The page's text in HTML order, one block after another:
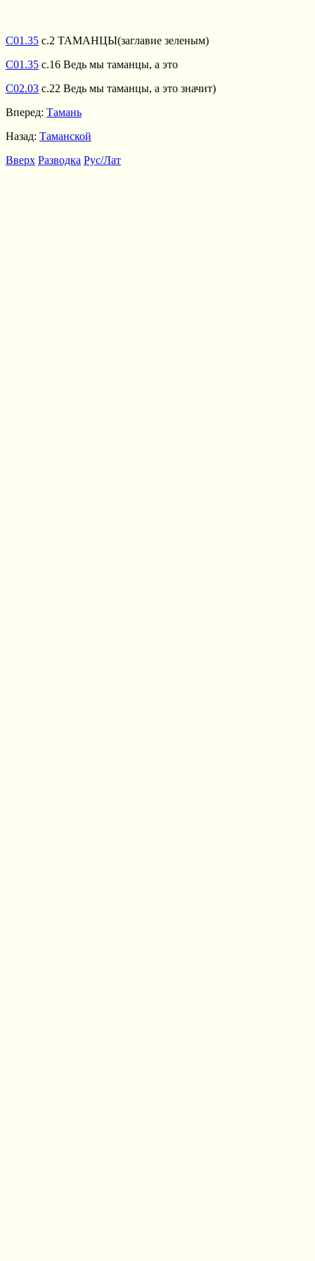
С01.35 с.2 ТАМАНЦЫ(заглавие зеленым)
С01.35 с.16 Ведь мы таманцы, а это
С02.03 с.22 Ведь мы таманцы, а это значит)
Вперед: Тамань
Назад: Таманской
Вверх Разводка Рус/Лат